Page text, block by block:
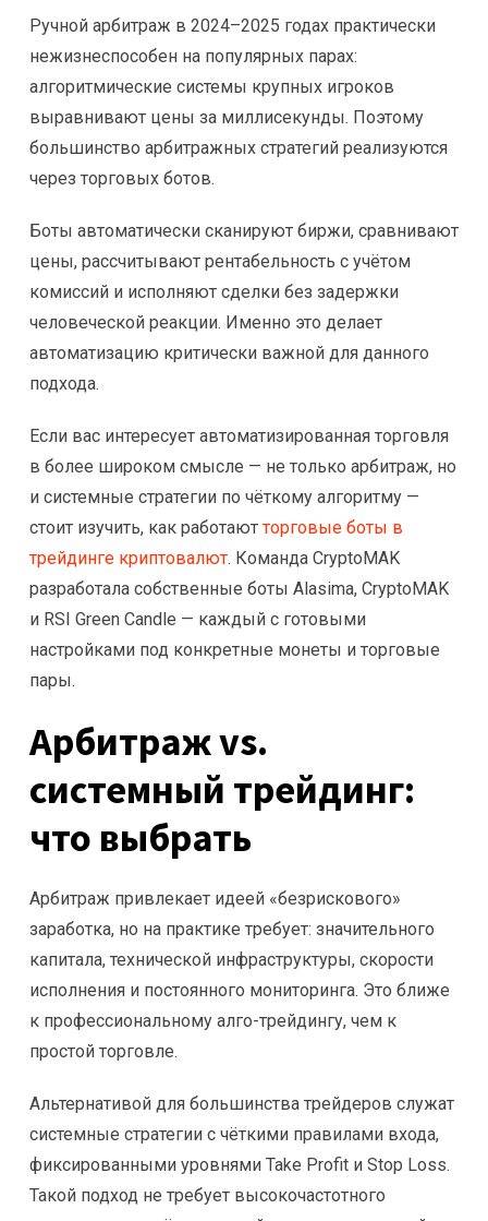
Ручной арбитраж в 2024–2025 годах практически
нежизнеспособен на популярных парах:
алгоритмические системы крупных игроков
выравнивают цены за миллисекунды. Поэтому
большинство арбитражных стратегий реализуются
через торговых ботов.
Боты автоматически сканируют биржи, сравнивают
цены, рассчитывают рентабельность с учётом
комиссий и исполняют сделки без задержки
человеческой реакции. Именно это делает
автоматизацию критически важной для данного
подхода.
Если вас интересует автоматизированная торговля
в более широком смысле — не только арбитраж, но
и системные стратегии по чёткому алгоритму —
стоит изучить, как работаютторговые боты в
трейдинге криптовалют. Команда CryptoMAK
разработала собственные боты Alasima, CryptoMAK
и RSI Green Candle — каждый с готовыми
настройками под конкретные монеты и торговые
пары.
Арбитраж vs.
системный трейдинг:
что выбрать
Арбитраж привлекает идеей «безрискового»
заработка, но на практике требует: значительного
капитала, технической инфраструктуры, скорости
исполнения и постоянного мониторинга. Это ближе
к профессиональному алго-трейдингу, чем к
простой торговле.
Альтернативой для большинства трейдеров служат
системные стратегии с чёткими правилами входа,
фиксированными уровнями Take Profit и Stop Loss.
Такой подход не требует высокочастотного